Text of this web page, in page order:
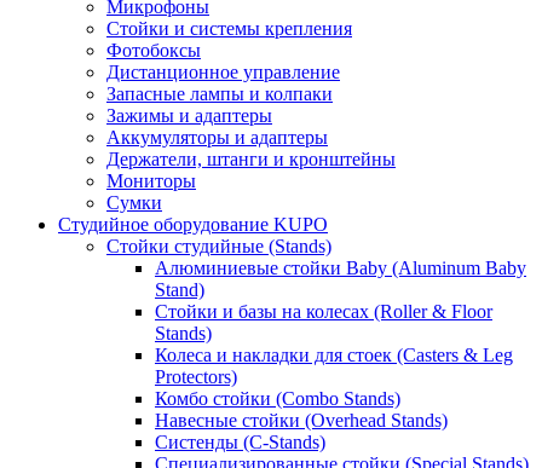
Микрофоны
Стойки и системы крепления
Фотобоксы
Дистанционное управление
Запасные лампы и колпаки
Зажимы и адаптеры
Аккумуляторы и адаптеры
Держатели, штанги и кронштейны
Мониторы
Сумки
Студийное оборудование KUPO
Стойки студийные (Stands)
Алюминиевые стойки Baby (Aluminum Baby
Stand)
Стойки и базы на колесах (Roller & Floor
Stands)
Колеса и накладки для стоек (Casters & Leg
Protectors)
Комбо стойки (Combo Stands)
Навесные стойки (Overhead Stands)
Систенды (C-Stands)
Специализированные стойки (Special Stands)